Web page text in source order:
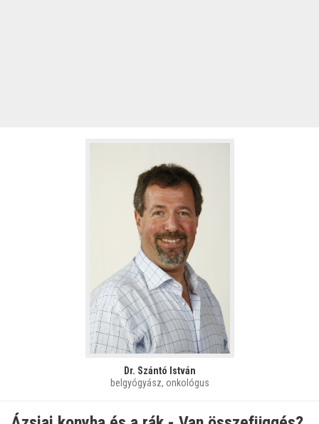
Dr. Szántó István
belgyógyász, onkológus